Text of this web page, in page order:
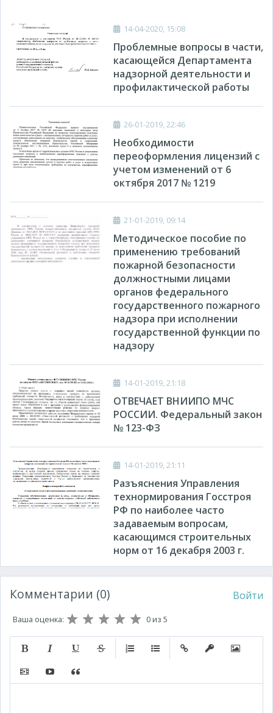
14-04-2020, 15:08
Проблемные вопросы в части,
касающейся Департамента
надзорной деятельности и
профилактической работы
26-01-2019, 22:46
Необходимости
переоформления лицензий с
учетом изменений от 6
октября 2017 № 1219
21-01-2019, 09:14
Методическое пособие по
применению требований
пожарной безопасности
должностными лицами
органов федерального
государственного пожарного
надзора при исполнении
государственной функции по
надзору
14-01-2019, 21:18
ОТВЕЧАЕТ ВНИИПО МЧС
РОССИИ. Федеральный закон
№ 123-ФЗ
14-01-2019, 21:11
Разъяснения Управления
технормирования Госстроя
РФ по наиболее часто
задаваемым вопросам,
касающимся строительных
норм от 16 декабря 2003 г.
Комментарии (0) Войти
Ваша оценка: 0из 5
Вставить видео
Вставка контента с других сервисов (Youtube,
Вставка цитаты